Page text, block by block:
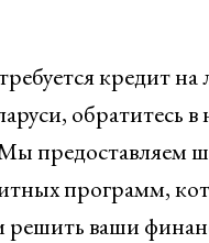
кредит
обратитесь в
предоставляем
программ,
решить ваши